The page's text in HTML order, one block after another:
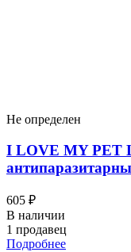
Не определен
I LOVЕ MY PET
605 ₽
В наличии
1 продавец
Подробнее